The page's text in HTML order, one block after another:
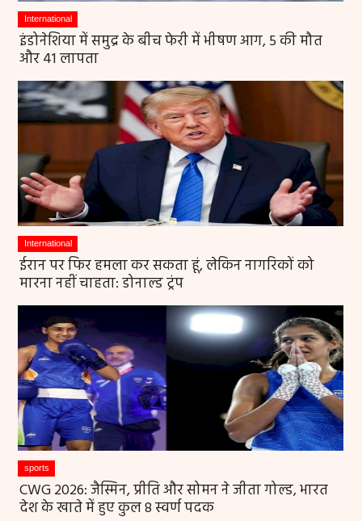
International
इंडोनेशिया में समुद्र के बीच फेरी में भीषण आग, 5 की मौत
और 41 लापता
International
ईरान पर फिर हमला कर सकता हूं, लेकिन नागरिकों को
मारना नहीं चाहता: डोनाल्ड ट्रंप
sports
CWG 2026: जैस्मिन, प्रीति और सोमन ने जीता गोल्ड, भारत
देश के खाते में हुए कुल 8 स्वर्ण पदक